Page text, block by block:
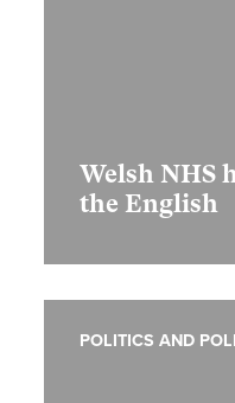
Welsh NHS
the English
POLITICS AND